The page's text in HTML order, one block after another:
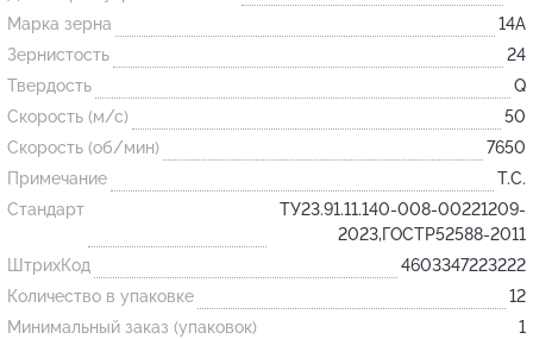
Огнеупорные
изделия
Скачать каталог
Муфель
Черпак
Шербер
Трубка
Марка зерна
14А
Зернистость
24
Твердость
Q
Скорость (м/с)
50
Скорость (об/мин)
7650
Примечание
Т.С.
Стандарт
ТУ23.91.11.140-008-00221209-
2023,ГОСТР52588-2011
ШтрихКод
4603347223222
Количество в упаковке
12
Минимальный заказ (упаковок)
1